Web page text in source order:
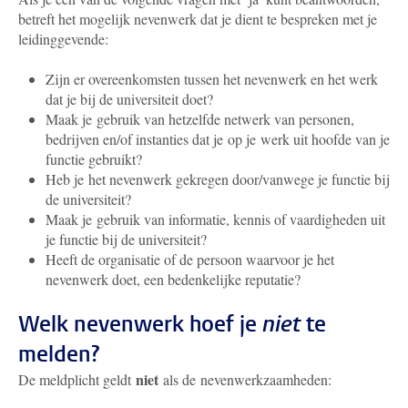
betreft het mogelijk nevenwerk dat je dient te bespreken met je
leidinggevende:
Zijn er overeenkomsten tussen het nevenwerk en het werk
dat je bij de universiteit doet?
Maak je gebruik van hetzelfde netwerk van personen,
bedrijven en/of instanties dat je op je werk uit hoofde van je
functie gebruikt?
Heb je het nevenwerk gekregen door/vanwege je functie bij
de universiteit?
Maak je gebruik van informatie, kennis of vaardigheden uit
je functie bij de universiteit?
Heeft de organisatie of de persoon waarvoor je het
nevenwerk doet, een bedenkelijke reputatie?
Welk nevenwerk hoef je niette
melden?
De meldplicht geldt niet als de nevenwerkzaamheden: